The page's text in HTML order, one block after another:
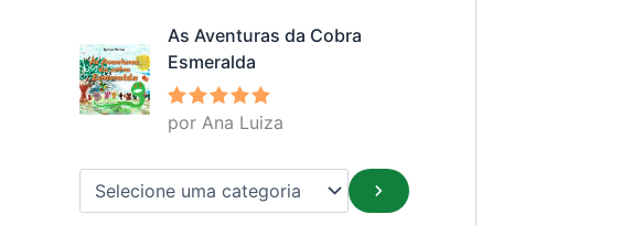
As Aventuras da Cobra
Esmeralda
Avaliação
5
por Ana Luiza